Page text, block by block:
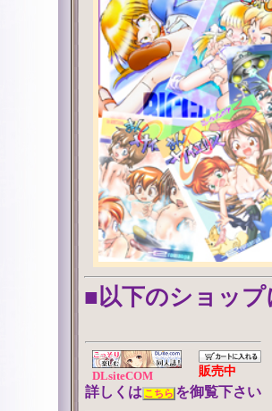
■以下のショッ
DLsiteCOM 販売中
詳しくは こちら を御覧下さい